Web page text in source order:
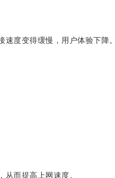
度变得缓慢，用户体验下降。
而提高上网速度。